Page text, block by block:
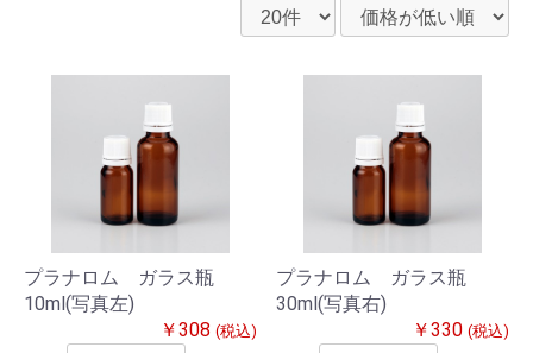
プラナロム ガラス瓶
10ml(写真左)
￥308 (税込)
プラナロム ガラス瓶
30ml(写真右)
￥330 (税込)